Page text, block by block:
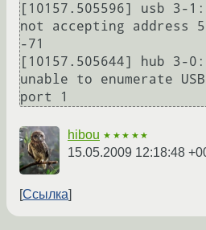
[10157.505596] usb 3-
not accepting address
-71
[10157.505644] hub 3-
unable to enumerate
hibou ★★★★★
15.05.2009 12:18:48
Ссылка